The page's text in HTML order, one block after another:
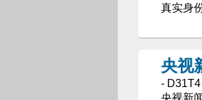
真实身
央视
-
央视新